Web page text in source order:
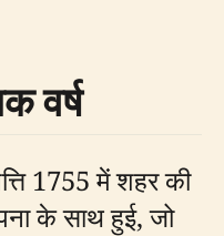
वर्ष
1755 में शहर की
के साथ हुई, जो